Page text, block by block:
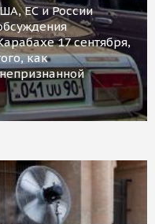
ЕС и России
17 сентября,
как